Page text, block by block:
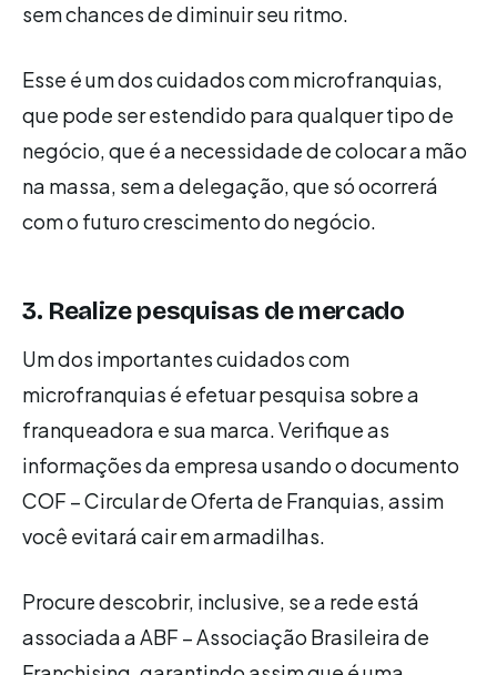
sem chances de diminuir seu ritmo.
Esse é um dos cuidados com microfranquias,
que pode ser estendido para qualquer tipo de
negócio, que é a necessidade de colocar a mão
na massa, sem a delegação, que só ocorrerá
com o futuro crescimento do negócio.
3. Realize pesquisas de mercado
Um dos importantes cuidados com
microfranquias é efetuar pesquisa sobre a
franqueadora e sua marca. Verifique as
informações da empresa usando o documento
COF – Circular de Oferta de Franquias, assim
você evitará cair em armadilhas.
Procure descobrir, inclusive, se a rede está
associada a ABF – Associação Brasileira de